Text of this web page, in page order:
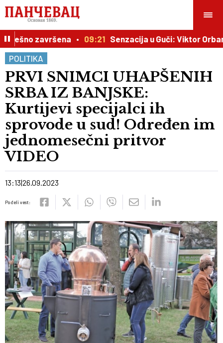
završena 09:21
Senzacija u Guči: Viktor Orban
POLITIKA
PRVI SNIMCI UHAPŠENIH
SRBA IZ BANJSKE:
Kurtijevi specijalci ih
sprovode u sud! Određen im
jednomesečni pritvor
VIDEO
13:13 26.09.2023
Podeli vest: